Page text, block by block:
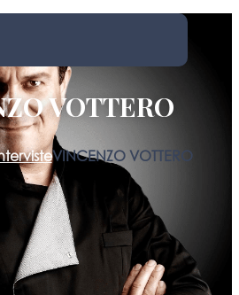
VOTTERO
VINCENZO VOTTERO